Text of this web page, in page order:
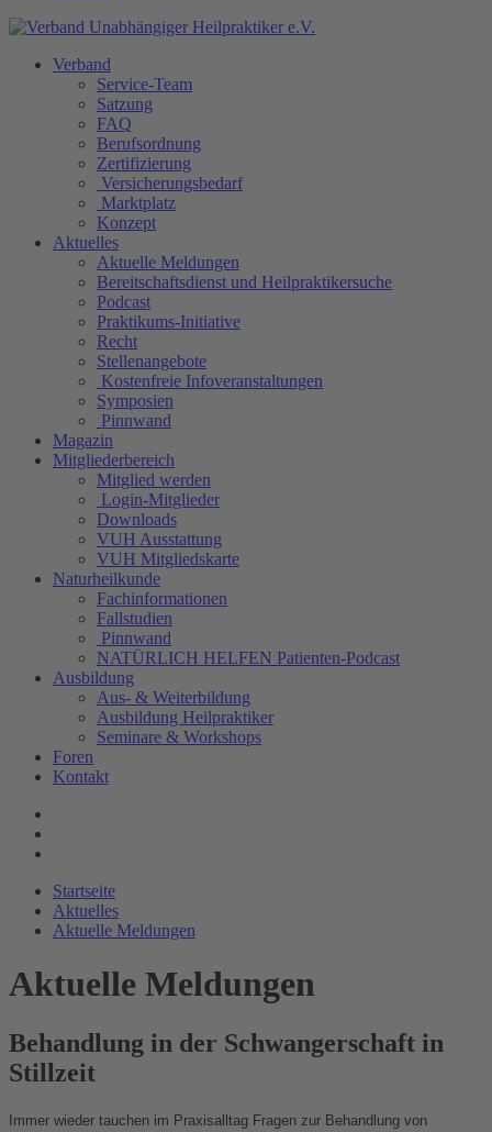
Verband
Service-Team
Satzung
FAQ
Berufsordnung
Zertifizierung
Versicherungsbedarf
Marktplatz
Konzept
Aktuelles
Aktuelle Meldungen
Bereitschaftsdienst und Heilpraktikersuche
Podcast
Praktikums-Initiative
Recht
Stellenangebote
Kostenfreie Infoveranstaltungen
Symposien
Pinnwand
Magazin
Mitgliederbereich
Mitglied werden
Login-Mitglieder
Downloads
VUH Ausstattung
VUH Mitgliedskarte
Naturheilkunde
Fachinformationen
Fallstudien
Pinnwand
NATÜRLICH HELFEN Patienten-Podcast
Ausbildung
Aus- & Weiterbildung
Ausbildung Heilpraktiker
Seminare & Workshops
Foren
Kontakt
Startseite
Aktuelles
Aktuelle Meldungen
Aktuelle Meldungen
Behandlung in der Schwangerschaft in
Stillzeit
Immer wieder tauchen im Praxisalltag Fragen zur Behandlung von